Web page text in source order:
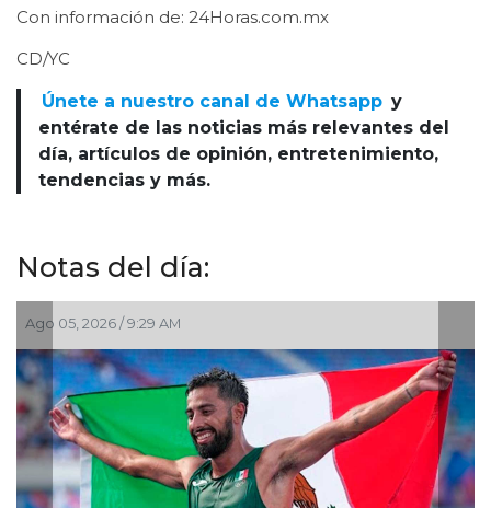
Con información de: 24Horas.com.mx
CD/YC
Únete a nuestro canal de Whatsapp y
entérate de las noticias más relevantes del
día, artículos de opinión, entretenimiento,
tendencias y más.
Notas del día:
Ago 02, 2026 / 10:44 PM